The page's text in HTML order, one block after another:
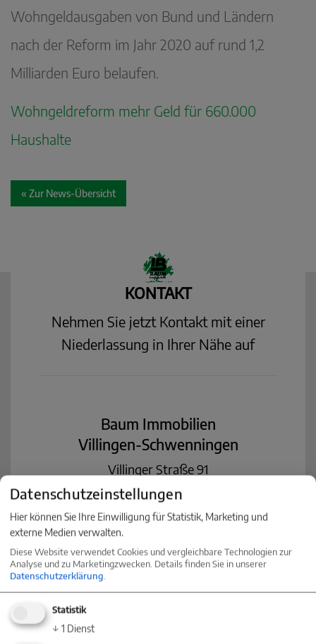
Wohngeldausgaben von Bund und Ländern
nach der Reform im Jahr 2020 auf rund 1,2
Milliarden Euro belaufen.
Wohngeldreform mehr Geld für 660.000
Haushalte
« Zur News-Übersicht
KONTAKT
Nehmen Sie jetzt Kontakt mit einer
Niederlassung in Ihrer Nähe auf
Baum Immobilien
Villingen-Schwenningen
Villinger Straße 91
78054 Villingen-Schwenningen
+49 (0) 77 20 - 85 83 90
+49 (0) 7720 / 85 83 822
info@baum-immobilien.de
Baum Immobilien
Datenschutzeinstellungen
Hier können Sie Ihre Einwilligung für Statistik, Marketing und
externe Medien verwalten.
Diese Website verwendet Cookies und vergleichbare Technologien zur
Analyse und zu Marketingzwecken. Details finden Sie in unserer
Datenschutzerklärung.
Statistik
↓ 1 Dienst